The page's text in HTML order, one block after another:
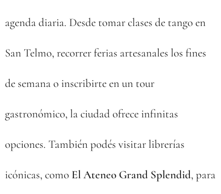
agenda diaria. Desde tomar clases de tango en
San Telmo, recorrer ferias artesanales los fines
de semana o inscribirte en un tour
gastronómico, la ciudad ofrece infinitas
opciones. También podés visitar librerías
icónicas, como El Ateneo Grand Splendid, para